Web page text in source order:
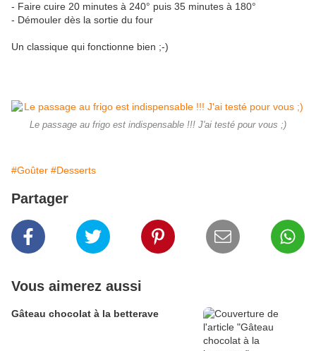
- Faire cuire 20 minutes à 240° puis 35 minutes à 180°
- Démouler dès la sortie du four
Un classique qui fonctionne bien ;-)
Le passage au frigo est indispensable !!! J'ai testé pour vous ;)
#Goûter #Desserts
Partager
Vous aimerez aussi
Gâteau chocolat à la betterave